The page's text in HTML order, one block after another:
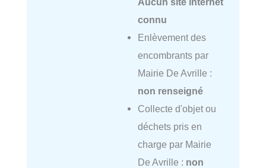
connu
Enlèvement des
encombrants par
Mairie De Avrille :
non renseigné
Collecte d'objet ou
déchets pris en
charge par Mairie
De Avrille : non